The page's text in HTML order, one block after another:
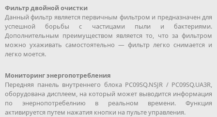
Фильтр двойной очистки
Данный фильтр является первичным фильтром и предназначен для
успешной борьбы с частицами пыли и бактериями.
Дополнительным преимуществом является то, что за фильтром
можно ухаживать самостоятельно — фильтр легко снимается и
легко моется.
Мониторинг энергопотребления
Передняя панель внутреннего блока PC09SQ.NSJR / PC09SQ.UA3R,
оборудована дисплеем, на который может выводится информация
по энернопотребелнию в реальном времени. Функция
активируется путем нажатия кнопки на пульте управления.